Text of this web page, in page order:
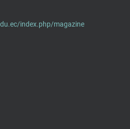
index.php/magazine